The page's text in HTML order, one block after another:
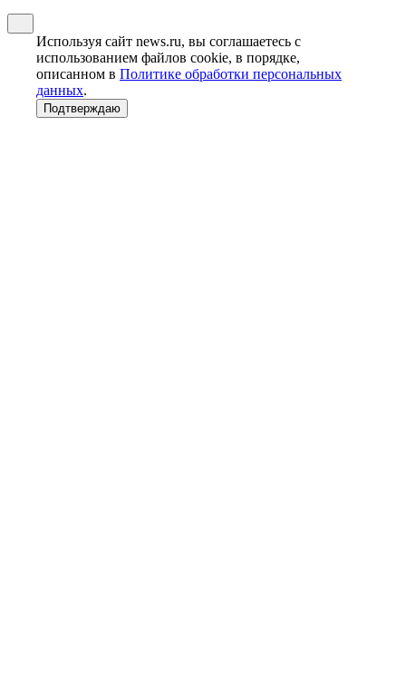
Используя сайт news.ru, вы соглашаетесь с
использованием файлов cookie, в порядке,
описанном в Политике обработки персональных
данных.
Подтверждаю